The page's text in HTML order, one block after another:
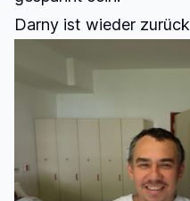
Darny ist wieder zurück